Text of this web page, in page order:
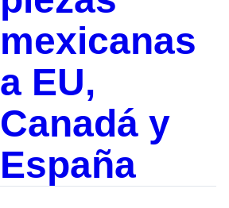
mexicanas
a EU,
Canadá y
España